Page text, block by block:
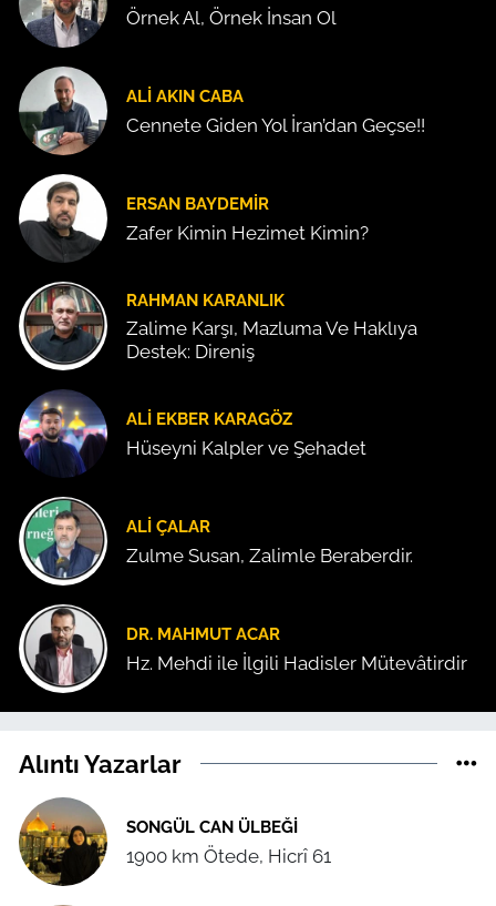
Örnek Al, Örnek İnsan Ol
ALI AKIN CABA
Cennete Giden Yol İran’dan Geçse!!
ERSAN BAYDEMIR
Zafer Kimin Hezimet Kimin?
RAHMAN KARANLIK
Zalime Karşı, Mazluma Ve Haklıya
Destek: Direniş
ALI EKBER KARAGÖZ
Hüseyni Kalpler ve Şehadet
ALI ÇALAR
Zulme Susan, Zalimle Beraberdir.
DR. MAHMUT ACAR
Hz. Mehdi ile İlgili Hadisler Mütevâtirdir
Alıntı Yazarlar
SONGÜL CAN ÜLBEĞI
1900 km Ötede, Hicrî 61